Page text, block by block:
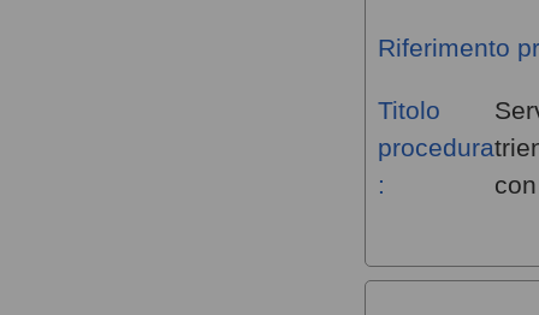
Riferimento
Titolo
procedura
: